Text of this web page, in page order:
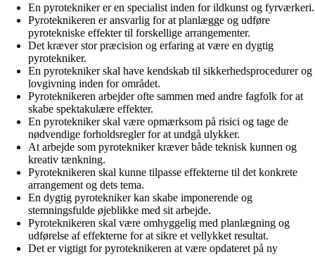
En pyrotekniker er en specialist inden for ildkunst og fyrværkeri.
Pyroteknikeren er ansvarlig for at planlægge og udføre
pyrotekniske effekter til forskellige arrangementer.
Det kræver stor præcision og erfaring at være en dygtig
pyrotekniker.
En pyrotekniker skal have kendskab til sikkerhedsprocedurer og
lovgivning inden for området.
Pyroteknikeren arbejder ofte sammen med andre fagfolk for at
skabe spektakulære effekter.
En pyrotekniker skal være opmærksom på risici og tage de
nødvendige forholdsregler for at undgå ulykker.
At arbejde som pyrotekniker kræver både teknisk kunnen og
kreativ tænkning.
Pyroteknikeren skal kunne tilpasse effekterne til det konkrete
arrangement og dets tema.
En dygtig pyrotekniker kan skabe imponerende og
stemningsfulde øjeblikke med sit arbejde.
Pyroteknikeren skal være omhyggelig med planlægning og
udførelse af effekterne for at sikre et vellykket resultat.
Det er vigtigt for pyroteknikeren at være opdateret på ny